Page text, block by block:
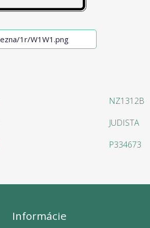
NZ1312B
JUDISTA
P334673
Informácie